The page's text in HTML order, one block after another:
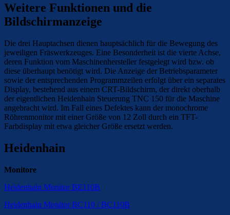
Weitere Funktionen und die
Bildschirmanzeige
Die drei Hauptachsen dienen hauptsächlich für die Bewegung des
jeweiligen Fräswerkzeuges. Eine Besonderheit ist die vierte Achse,
deren Funktion vom Maschinenhersteller festgelegt wird bzw. ob
diese überhaupt benötigt wird. Die Anzeige der Betriebsparameter
sowie der entsprechenden Programmzeilen erfolgt über ein separates
Display, bestehend aus einem CRT-Bildschirm, der direkt oberhalb
der eigentlichen Heidenhain Steuerung TNC 150 für die Maschine
angebracht wird. Im Fall eines Defektes kann der monochrome
Röhrenmonitor mit einer Größe von 12 Zoll durch ein TFT-
Farbdisplay mit etwa gleicher Größe ersetzt werden.
Heidenhain
Monitore
Heidenhain Monitor BE110B
Heidenhain Monitor BC110 / BC110B